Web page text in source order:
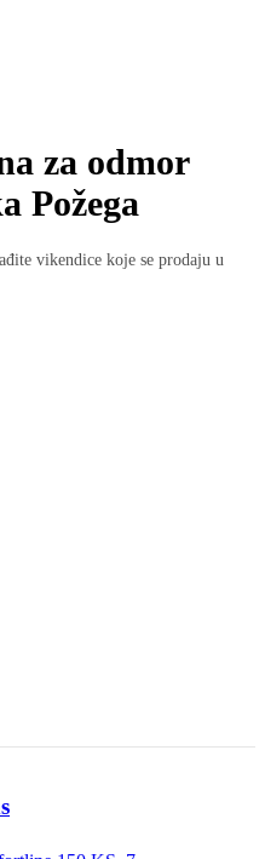
za odmor
Požega
vikendice koje se prodaju u